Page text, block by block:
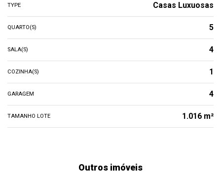
TYPE Casas Luxuosas
QUARTO(S) 5
SALA(S) 4
COZINHA(S) 1
GARAGEM 4
TAMANHO LOTE 1.016 m²
Outros imóveis